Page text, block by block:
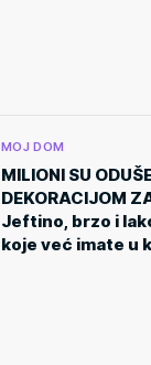
MOJ DOM
MILIONI SU
DEKORACIJOM
Jeftino, brzo i
koje već imate u